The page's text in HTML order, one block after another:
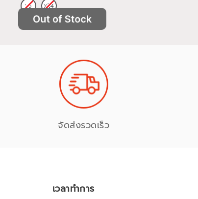
จัดส่งรวดเร็ว
เวลาทำการ